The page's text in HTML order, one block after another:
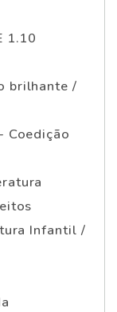
1.10
brilhante /
Coedição
Infantil /